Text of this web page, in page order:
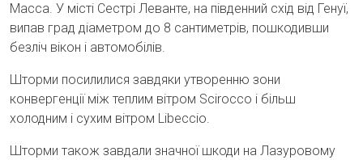
Масса. У місті Сестрі Леванте, на південний схід від Генуї,
випав град діаметром до 8 сантиметрів, пошкодивши
безліч вікон і автомобілів.
Шторми посилилися завдяки утворенню зони
конвергенції між теплим вітром Scirocco і більш
холодним і сухим вітром Libeccio.
Шторми також завдали значної шкоди на Лазуровому